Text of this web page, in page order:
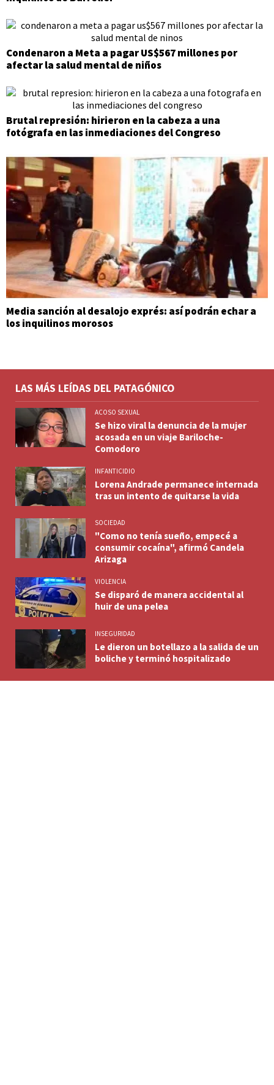
Condenaron a Meta a pagar US$567 millones por
afectar la salud mental de niños
Brutal represión: hirieron en la cabeza a una
fotógrafa en las inmediaciones del Congreso
Media sanción al desalojo exprés: así podrán echar a
los inquilinos morosos
LAS MÁS LEÍDAS DEL PATAGÓNICO
ACOSO SEXUAL
Se hizo viral la denuncia de la mujer
acosada en un viaje Bariloche-
Comodoro
INFANTICIDIO
Lorena Andrade permanece internada
tras un intento de quitarse la vida
SOCIEDAD
"Como no tenía sueño, empecé a
consumir cocaína", afirmó Candela
Arizaga
VIOLENCIA
Se disparó de manera accidental al
huir de una pelea
INSEGURIDAD
Le dieron un botellazo a la salida de un
boliche y terminó hospitalizado